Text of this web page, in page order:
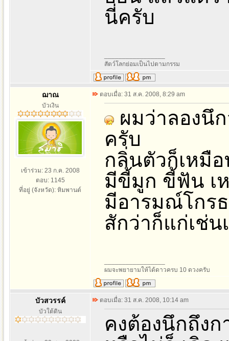
นี่ครับ
สัตว์โลกย่อมเป็นไปตามกรรม
ฌาณ
บัวเงิน
เข้าร่วม: 23 ก.ค. 2008
ตอบ: 1145
ที่อยู่ (จังหวัด): หิมพานต์
ตอบเมื่อ: 31 ส.ค. 2008, 8:29 am
ผมว่าลองนึก
ครับ
กลิ่นตัวก็เหมือ
มีขี้มูก ขี้ฟัน เ
มีอารมณ์โกรธ
สักว่าก็แก่เช่น
ผมจะพยายามให้ได้ดาวครบ 10 ดวงครับ
บัวสวรรค์
บัวใต้ดิน
ตอบเมื่อ: 31 ส.ค. 2008, 10:14 am
คงต้องนึกถึงก